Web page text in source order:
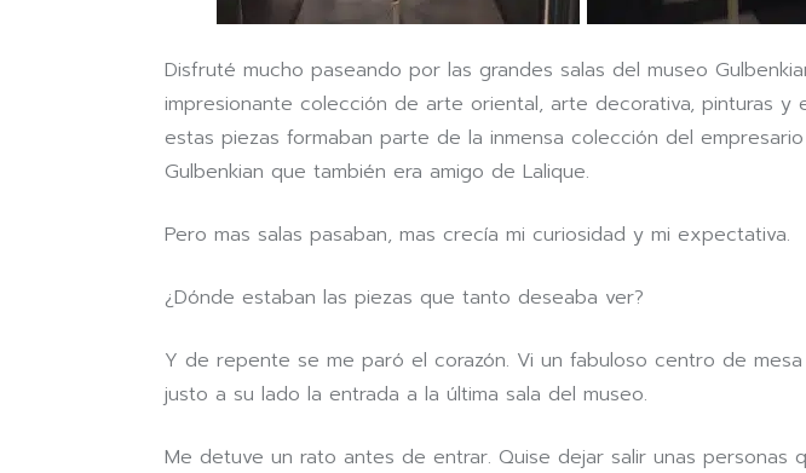
Disfruté mucho paseando por las grandes salas del museo
impresionante colección de arte oriental, arte decorativa, pinturas y
estas piezas formaban parte de la inmensa colección del
Gulbenkian que también era amigo de Lalique.
Pero mas salas pasaban, mas crecía mi curiosidad y mi expectativa.
¿Dónde estaban las piezas que tanto deseaba ver?
Y de repente se me paró el corazón. Vi un fabuloso centro de
justo a su lado la entrada a la última sala del museo.
Me detuve un rato antes de entrar. Quise dejar salir unas personas